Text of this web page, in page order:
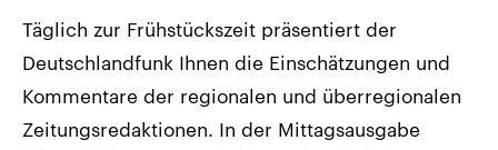
Täglich zur Frühstückszeit präsentiert der
Deutschlandfunk Ihnen die Einschätzungen und
Kommentare der regionalen und überregionalen
Zeitungsredaktionen. In der Mittagsausgabe